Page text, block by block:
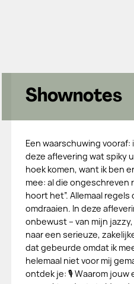
Shownotes
Een waarschuwing vooraf:
deze aflevering wat spiky
hoek komen, want ik ben
mee: al die ongeschreven
hoort het”. Allemaal
omdraaien. In deze
onbewust – van mijn
naar een serieuze,
dat gebeurde omdat ik
helemaal niet voor mij
ontdek je: 🎙 Waarom